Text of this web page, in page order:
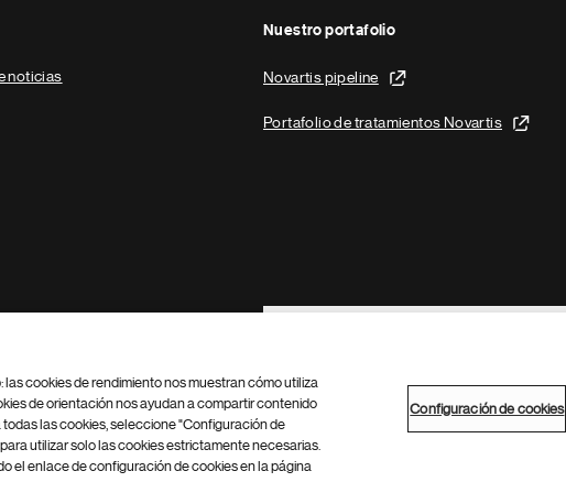
noticias
Nuestro portafolio
Novartis pipeline
Portafolio de tratamientos Novartis
Footer Site Search
Configuración de cookies Mapa del sitio
cookies de rendimiento nos muestran cómo utiliza
de orientación nos ayudan a compartir contenido
las cookies, seleccione "Configuración de
utilizar solo las cookies estrictamente necesarias.
el enlace de configuración de cookies en la página
Configuración de cookies